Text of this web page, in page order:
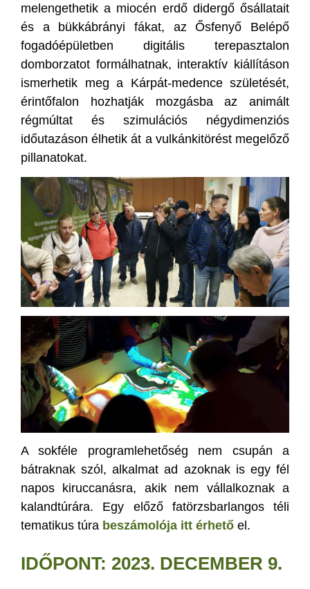
melengethetik a miocén erdő didergő ősállatait
és a bükkábrányi fákat, az Ősfenyő Belépő
fogadóépületben digitális terepasztalon
domborzatot formálhatnak, interaktív kiállításon
ismerhetik meg a Kárpát-medence születését,
érintőfalon hozhatják mozgásba az animált
régmúltat és szimulációs négydimenziós
időutazáson élhetik át a vulkánkitörést megelőző
pillanatokat.
A sokféle programlehetőség nem csupán a
bátraknak szól, alkalmat ad azoknak is egy fél
napos kiruccanásra, akik nem vállalkoznak a
kalandtúrára. Egy előző fatörzsbarlangos téli
tematikus túra beszámolója itt érhető el.
IDŐPONT: 2023. DECEMBER 9.